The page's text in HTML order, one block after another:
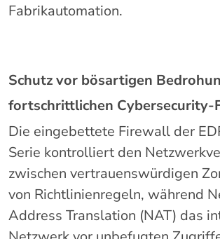
Fabrikautomation.
Schutz vor bösartigen
fortschrittlichen Cybersecurity-
Die eingebettete Firewall der
Serie kontrolliert den
zwischen vertrauenswürdigen
von Richtlinienregeln, während
Address Translation (NAT) das